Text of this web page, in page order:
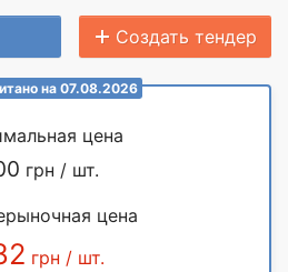
Создать тендер
на 07.08.2026
цена
грн / шт.
цена
грн / шт.